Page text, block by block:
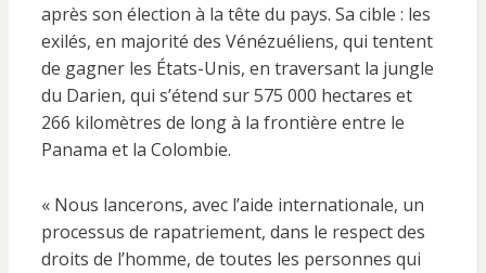
après son élection à la tête du pays. Sa cible : les
exilés, en majorité des Vénézuéliens, qui tentent
de gagner les États-Unis, en traversant la jungle
du Darien, qui s’étend sur 575 000 hectares et
266 kilomètres de long à la frontière entre le
Panama et la Colombie.
« Nous lancerons, avec l’aide internationale, un
processus de rapatriement, dans le respect des
droits de l’homme, de toutes les personnes qui